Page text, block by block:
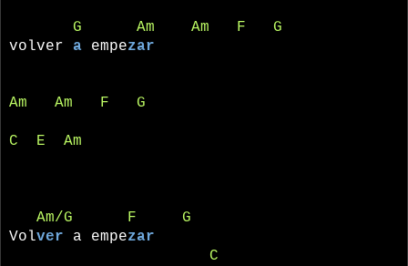
G Am Am F
G
volver a empezar
Am Am F G
C E Am
Am/G F
G
Volver a empezar
C